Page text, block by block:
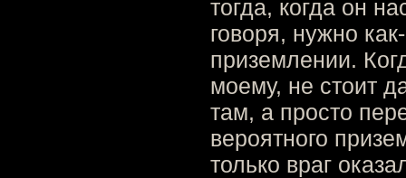
тогда, когда он
говоря, нужно
приземлении.
моему, не стоит
там, а просто
вероятного
только враг